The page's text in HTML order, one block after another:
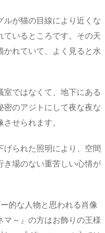
ルが猫の目線により近くな
ているところです。その天
かれていて、よく見ると水
室ではなくて、地下にある
密のアジトにして夜な夜な
せられます。
げられた照明により、空間
き場のない重苦しい心情が
的な人物と思われる肖像
マ～』の方はお飾りの王様